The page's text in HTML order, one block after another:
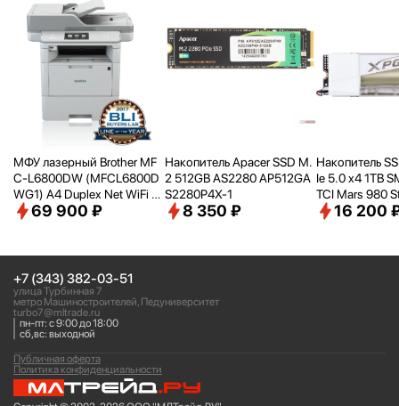
МФУ лазерный Brother MF
C-L6800DW (MFCL6800D
WG1) A4 Duplex Net WiFi се
рый69 900 ₽
Накопитель Apacer SSD M.
2 512GB AS2280 AP512GA
S2280P4X-1
8 350 ₽
Накопитель
Ie 5.0 x4 1TB
TCI Mars 980
80 16 200
+7 (343) 382-03-51
улица Турбинная 7
метро Машиностроителей, Педуниверситет
turbo7@mltrade.ru
пн-пт: с 9:00 до 18:00
сб,вс: выходной
Политика конфиденциальности
Публичная оферта